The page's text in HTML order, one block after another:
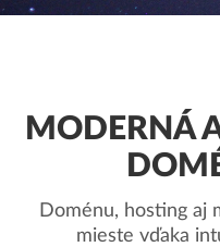
MODERNÁ
Doménu, hosting aj
mieste vďaka